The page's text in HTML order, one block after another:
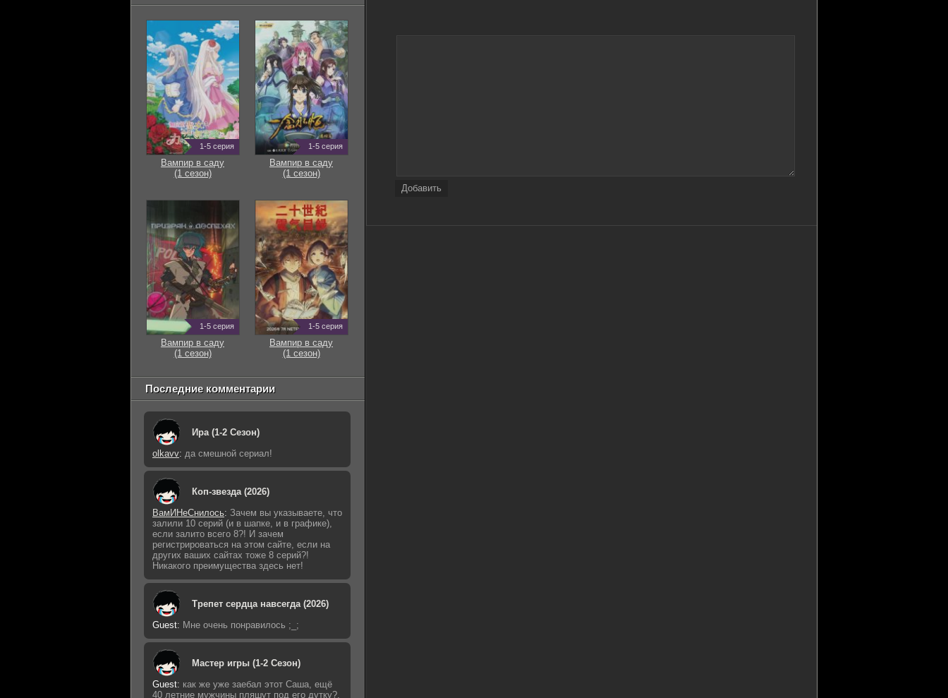
Добавить
1-5 серия
Вампир в саду
(1 сезон)
1-5 серия
Вампир в саду
(1 сезон)
1-5 серия
Вампир в саду
(1 сезон)
1-5 серия
Вампир в саду
(1 сезон)
Последние комментарии
Ира (1-2 Сезон)
olkavv: да смешной сериал!
Коп-звезда (2026)
ВамИНеСнилось: Зачем вы указываете, что
залили 10 серий (и в шапке, и в графике),
если залито всего 8?! И зачем
регистрироваться на этом сайте, если на
других ваших сайтах тоже 8 серий?!
Никакого преимущества здесь нет!
Трепет сердца навсегда (2026)
Guest: Мне очень понравилось ;_;
Мастер игры (1-2 Сезон)
Guest: как же уже заебал этот Саша, ещё
40 летние мужчины пляшут под его дутку?,